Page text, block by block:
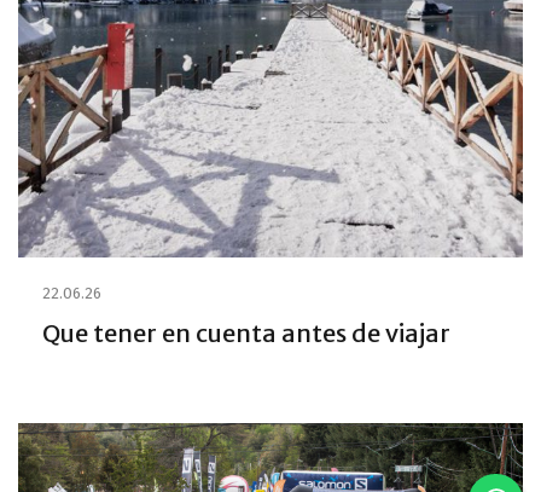
22.06.26
Que tener en cuenta antes de viajar